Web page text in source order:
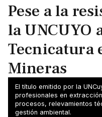
Pese a la
la UNCUYO
Tecnicatura
Mineras
Se dictará en la
y busca formar
minería sostenible en
El título emitido por la
profesionales en
procesos, relevamientos
gestión ambiental.